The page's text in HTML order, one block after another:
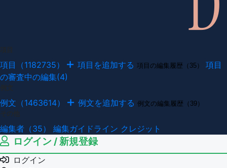
項目（1182735） 項目を追加する 項目の編集履歴（35）
項目
の審査中の編集(4)
例文（1463614） 例文を追加する 例文の編集履歴（39）
編集者（35） 編集ガイドライン クレジット
ログイン / 新規登録
ログイン